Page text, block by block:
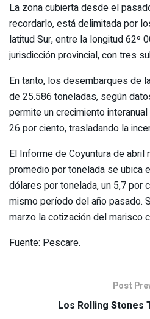
La zona cubierta desde el
recordarlo, está delimitada por
latitud Sur, entre la longitud 62º
jurisdicción provincial, con tres
En tanto, los desembarques de
de 25.586 toneladas, según
permite un crecimiento
26 por ciento, trasladando la
El Informe de Coyuntura de abril
promedio por tonelada se ubica
dólares por tonelada, un 5,7 por
mismo período del año pasado.
marzo la cotización del marisco
Fuente: Pescare.
Post
Los Rolling Stones